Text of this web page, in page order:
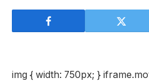
img { width: 750px; }